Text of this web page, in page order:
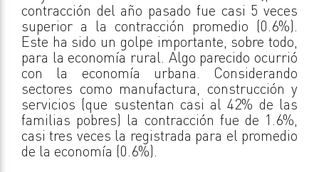
contracción del año pasado fue casi 5 veces
superior a la contracción promedio (0.6%).
Este ha sido un golpe importante, sobre todo,
para la economía rural. Algo parecido ocurrió
con la economía urbana. Considerando
sectores como manufactura, construcción y
servicios (que sustentan casi al 42% de las
familias pobres) la contracción fue de 1.6%,
casi tres veces la registrada para el promedio
de la economía (0.6%).